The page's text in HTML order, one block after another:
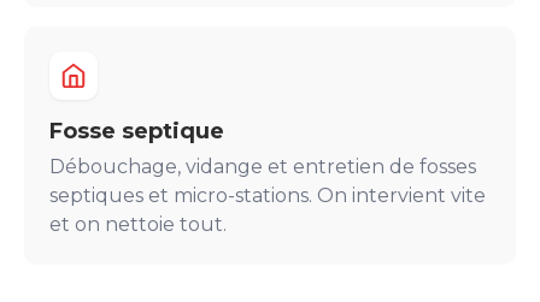
Fosse septique
Débouchage, vidange et entretien de fosses
septiques et micro-stations. On intervient vite
et on nettoie tout.